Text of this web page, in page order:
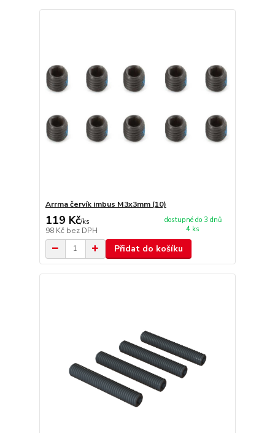
Arrma červík imbus M3x3mm (10)
119 Kč/ks
98 Kč bez DPH
dostupné do 3 dnů
4 ks
Přidat do košíku